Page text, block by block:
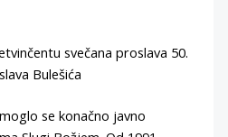
svečana proslava 50.
Bulešića
se konačno javno